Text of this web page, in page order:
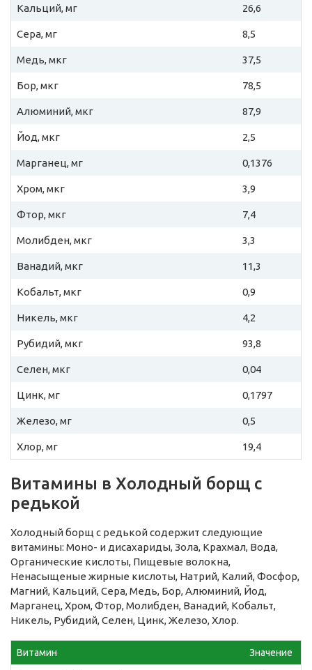
Кальций, мг 26,6
Сера, мг 8,5
Медь, мкг 37,5
Бор, мкг 78,5
Алюминий, мкг 87,9
Йод, мкг 2,5
Марганец, мг 0,1376
Хром, мкг 3,9
Фтор, мкг 7,4
Молибден, мкг 3,3
Ванадий, мкг 11,3
Кобальт, мкг 0,9
Никель, мкг 4,2
Рубидий, мкг 93,8
Селен, мкг 0,04
Цинк, мг 0,1797
Железо, мг 0,5
Хлор, мг 19,4
Витамины в Холодный борщ с
редькой
Холодный борщ с редькой содержит следующие
витамины: Моно- и дисахариды, Зола, Крахмал, Вода,
Органические кислоты, Пищевые волокна,
Ненасыщеные жирные кислоты, Натрий, Калий, Фосфор,
Магний, Кальций, Сера, Медь, Бор, Алюминий, Йод,
Марганец, Хром, Фтор, Молибден, Ванадий, Кобальт,
Никель, Рубидий, Селен, Цинк, Железо, Хлор.
Витамин Значение